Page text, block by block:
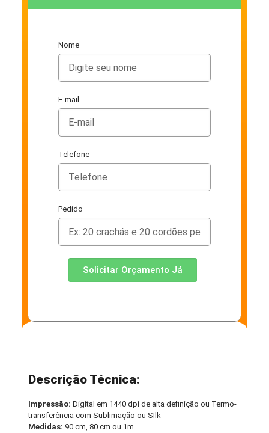
Nome
E-mail
Telefone
Pedido
Solicitar Orçamento Já
Descrição Técnica:
Impressão: Digital em 1440 dpi de alta definição ou Termo-
transferência com Sublimação ou SIlk
Medidas: 90 cm, 80 cm ou 1m.